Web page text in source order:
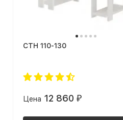
СТН 110-130
Цена 12 860₽